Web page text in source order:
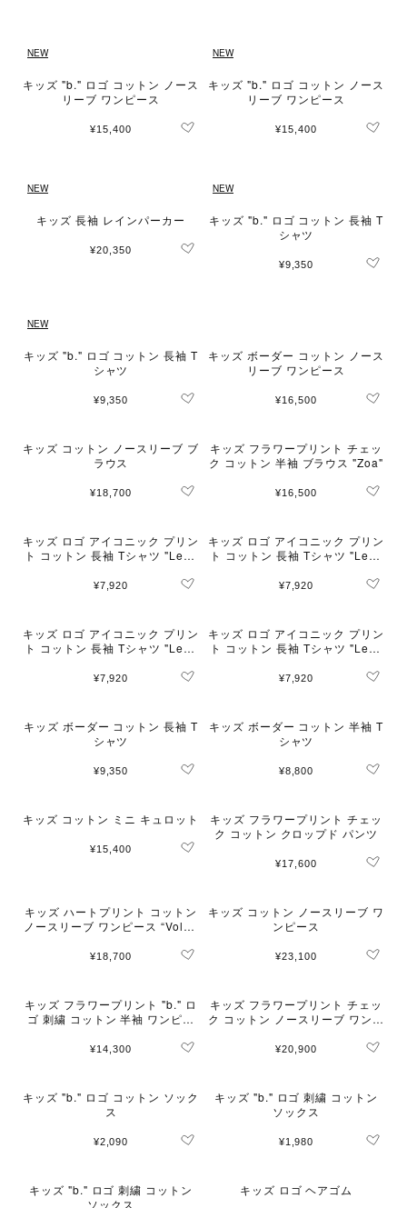
NEW
キッズ "b." ロゴ コットン ノース
リーブ ワンピース
¥15,400
NEW
キッズ "b." ロゴ コットン ノース
リーブ ワンピース
¥15,400
NEW
キッズ 長袖 レインパーカー
¥20,350
NEW
キッズ "b." ロゴ コットン 長袖 T
シャツ
¥9,350
NEW
キッズ "b." ロゴ コットン 長袖 T
シャツ
¥9,350
キッズ ボーダー コットン ノース
リーブ ワンピース
¥16,500
キッズ コットン ノースリーブ ブ
ラウス
¥18,700
キッズ フラワープリント チェッ
ク コットン 半袖 ブラウス "Zoa"
¥16,500
キッズ ロゴ アイコニック プリン
ト コットン 長袖 Tシャツ "Leza
¥7,920
キッズ ロゴ アイコニック プリン
ト コットン 長袖 Tシャツ "Leza
¥7,920
キッズ ロゴ アイコニック プリン
ト コットン 長袖 Tシャツ "Leza
¥7,920
キッズ ロゴ アイコニック プリン
ト コットン 長袖 Tシャツ "Leza
¥7,920
キッズ ボーダー コットン 長袖 T
シャツ
¥9,350
キッズ ボーダー コットン 半袖 T
シャツ
¥8,800
キッズ コットン ミニ キュロット
¥15,400
キッズ フラワープリント チェッ
ク コットン クロップド パンツ
¥17,600
キッズ ハートプリント コットン
ノースリーブ ワンピース “Volan
¥18,700
キッズ コットン ノースリーブ ワ
ンピース
¥23,100
キッズ フラワープリント "b." ロ
ゴ 刺繍 コットン 半袖 ワンピー
¥14,300
キッズ フラワープリント チェッ
ク コットン ノースリーブ ワンピ
¥20,900
キッズ "b." ロゴ コットン ソック
ス
¥2,090
キッズ "b." ロゴ 刺繍 コットン
ソックス
¥1,980
キッズ "b." ロゴ 刺繍 コットン
ソックス
キッズ ロゴ ヘアゴム